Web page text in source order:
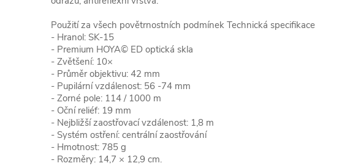
Použití za všech povětrnostních podmínek Technická specifikace
- Hranol: SK-15
- Premium HOYA© ED optická skla
- Zvětšení: 10×
- Průměr objektivu: 42 mm
- Pupilární vzdálenost: 56 -74 mm
- Zorné pole: 114 / 1000 m
- Oční reliéf: 19 mm
- Nejbližší zaostřovací vzdálenost: 1,8 m
- Systém ostření: centrální zaostřování
- Hmotnost: 785 g
- Rozměry: 14,7 × 12,9 cm.